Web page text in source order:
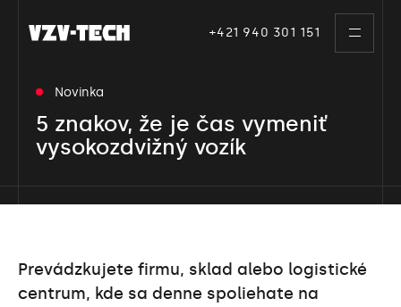
+421 940 301 151
toggle
Novinka
5 znakov, že je čas vymeniť
vysokozdvižný vozík
Prevádzkujete firmu, sklad alebo logistické
centrum, kde sa denne spoliehate na